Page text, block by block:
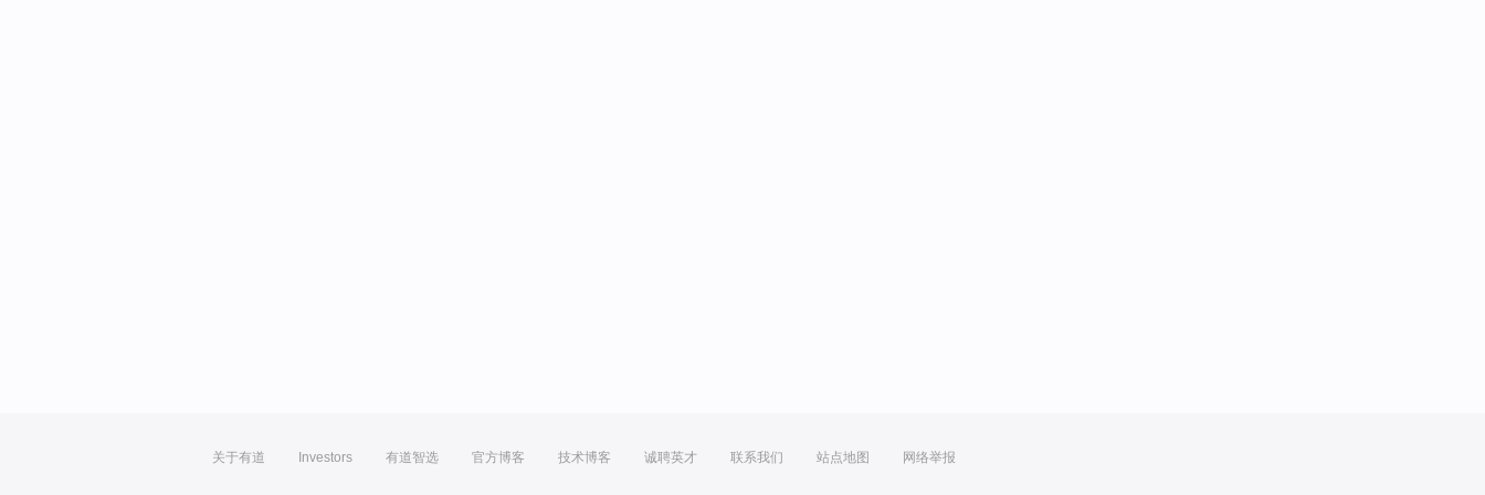
关于有道 Investors 有道智选 官方博客 技术博客 诚聘英才 联系我们 站点地图 网络举报